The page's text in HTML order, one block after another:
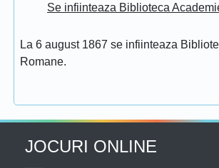
Se infiinteaza Biblioteca
La 6 august 1867 se infiinteaza
Romane.
JOCURI ONLINE